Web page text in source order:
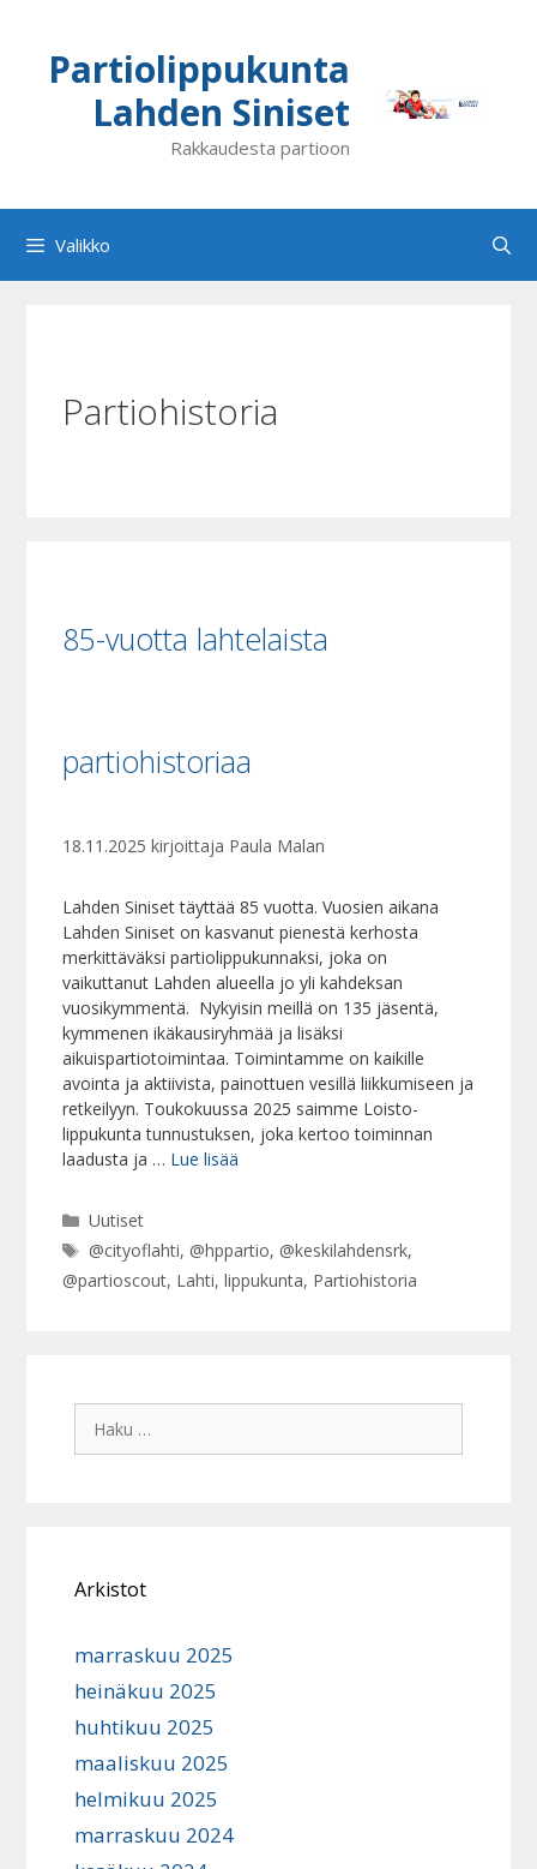
Partiolippukunta
Lahden Siniset
Rakkaudesta partioon
Valikko
Partiohistoria
85-vuotta lahtelaista
partiohistoriaa
18.11.2025 kirjoittaja Paula Malan
Lahden Siniset täyttää 85 vuotta. Vuosien aikana
Lahden Siniset on kasvanut pienestä kerhosta
merkittäväksi partiolippukunnaksi, joka on
vaikuttanut Lahden alueella jo yli kahdeksan
vuosikymmentä. Nykyisin meillä on 135 jäsentä,
kymmenen ikäkausiryhmää ja lisäksi
aikuispartiotoimintaa. Toimintamme on kaikille
avointa ja aktiivista, painottuen vesillä liikkumiseen ja
retkeilyyn. Toukokuussa 2025 saimme Loisto-
lippukunta tunnustuksen, joka kertoo toiminnan
laadusta ja … Lue lisää
Kategoriat
Uutiset
Avainsanat
@cityoflahti, @hppartio, @keskilahdensrk,
@partioscout, Lahti,lippukunta, Partiohistoria
Haku:
Arkistot
marraskuu 2025
heinäkuu 2025
huhtikuu 2025
maaliskuu 2025
helmikuu 2025
marraskuu 2024